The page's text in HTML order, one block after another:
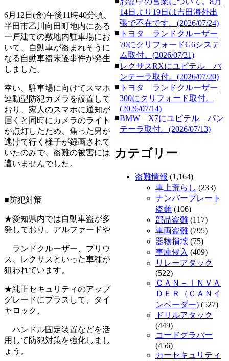
6月12日(金)午後11時40分頃、
半田市乙川向田町地内にある
一戸建ての敷地内駐車場にお
いて、自動車が盗まれそうに
なる自動車盗未遂事件が発生
しました。
幸い、駐車場に向けてスマホ
連動型防犯カメラを設置して
おり、家人のスマホに通知が
届くと同時にカメラのライト
が点灯したため、焦った男が
逃げて行く様子が録画されて
いたのみで、盗難の被害には
遭いませんでした。
■防犯対策
★愛知県内では自動車盗が多
発しており、アルファードや
ランドクルーザー、プリウ
ス、レクサスといった車種が
狙われています。
★純正セキュリティのアップ
グレードにプラスして、タイ
ヤロック、
ハンドル固定装置などを活
用して防犯対策を強化しまし
ょう。
14日より19日は吉田海外出
張で不在です。(2026/07/24)
■ トヨタ ランドクルーザー
70にクリフォードG6システ
ム取付。(2026/07/21)
■レクサスRXにユピテル パ
ンテーラ取付。(2026/07/20)
■ トヨタ ランドクルーザー
300にクリフォード取付。
(2026/07/14)
■BMW X7にユピテル パン
テーラ取付。(2026/07/13)
カテゴリー
盗難情報 (1,164)
車上荒らし (233)
ナンバープレート
盗難 (106)
部品盗難 (117)
車両盗難 (795)
器物損壊 (75)
車庫侵入 (409)
リレーアタック
(522)
ＣＡＮ－ＩＮＶＡ
ＤＥＲ（ＣＡＮイ
ンベーダー) (527)
ドリルアタック
(449)
コードグラバー
(456)
カーセキュリティ